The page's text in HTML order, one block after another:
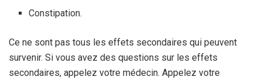
Constipation.
Ce ne sont pas tous les effets secondaires qui peuvent
survenir. Si vous avez des questions sur les effets
secondaires, appelez votre médecin. Appelez votre